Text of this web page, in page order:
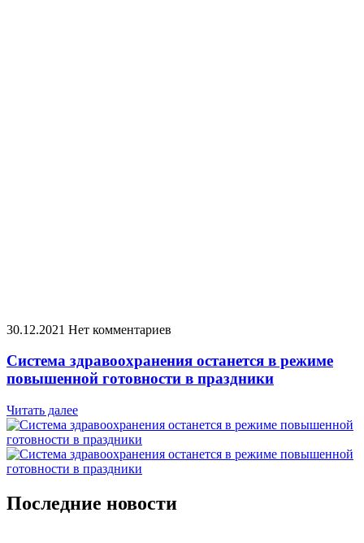
30.12.2021 Нет комментариев
Система здравоохранения останется в режиме
повышенной готовности в праздники
Читать далее
Последние новости